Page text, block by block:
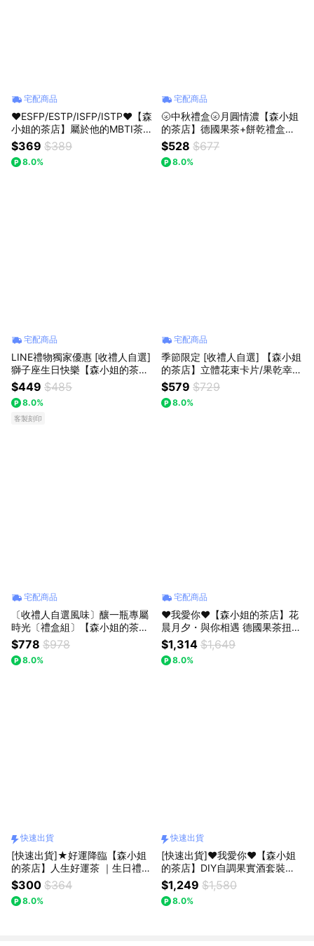
宅配商品
♥ESFP/ESTP/ISFP/ISTP♥【森
小姐的茶店】屬於他的MBTI茶，
懂他的味道～〔收禮人自選風
味〕
$369 $389
8.0%
宅配商品
🌝中秋禮盒🌝月圓情濃【森小姐
的茶店】德國果茶+餅乾禮盒果
乾禮盒
$528 $677
8.0%
宅配商品
LINE禮物獨家優惠 [收禮人自選]
獅子座生日快樂【森小姐的茶
店】果實茶+日本蝴蝶結砂糖禮
盒
$449 $485
8.0%
客製刻印
宅配商品
季節限定 [收禮人自選] 【森小姐
的茶店】立體花束卡片/果乾幸運
草砂糖 茶禮盒 感謝禮物
$579 $729
8.0%
宅配商品
〔收禮人自選風味〕釀一瓶專屬
時光〔禮盒組〕【森小姐的茶
店】自製風味調酒香料瓶
$778 $978
8.0%
宅配商品
♥我愛你♥【森小姐的茶店】花
晨月夕・與你相遇 德國果茶扭蛋
機禮盒
$1,314 $1,649
8.0%
快速出貨
[快速出貨]★好運降臨【森小姐
的茶店】人生好運茶 ｜生日禮物
加油打氣 畢業禮物
$300 $364
8.0%
快速出貨
[快速出貨]♥我愛你♥【森小姐
的茶店】DIY自調果實酒套裝禮
盒 (附刮刮卡)
$1,249 $1,580
8.0%